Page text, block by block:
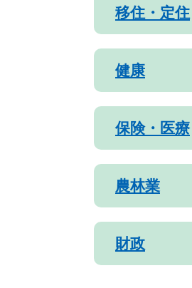
移住・定住
健康
保険・医療
農林業
財政